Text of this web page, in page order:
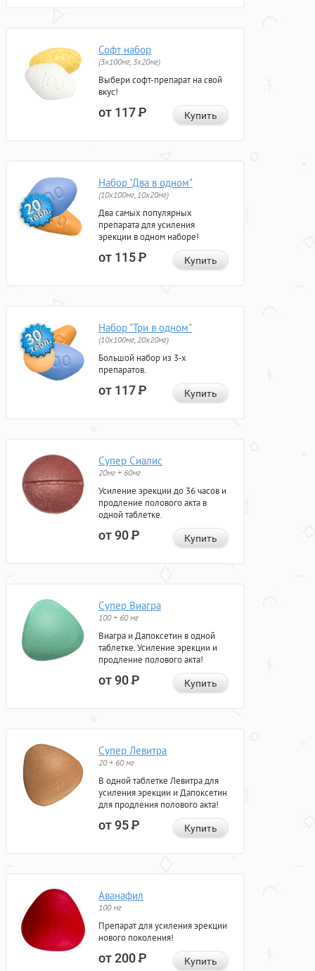
Софт набор
(3x100мг, 3x20мг)
Выбери софт-препарат на свой
вкус!
от 117Р Купить
Набор "Два в одном"
(10x100мг, 10x20мг)
Два самых популярных
препарата для усиления
эрекции в одном наборе!
от 115Р Купить
Набор "Три в одном"
(10x100мг, 20x20мг)
Большой набор из 3-х
препаратов.
от 117Р Купить
Супер Сиалис
20мг + 60мг
Усиление эрекции до 36 часов и
продление полового акта в
одной таблетке.
от 90Р Купить
Супер Виагра
100 + 60 мг
Виагра и Дапоксетин в одной
таблетке. Усиление эрекции и
продление полового акта!
от 90Р Купить
Супер Левитра
20 + 60 мг
В одной таблетке Левитра для
усиления эрекции и Дапоксетин
для продления полового акта!
от 95Р Купить
Аванафил
100 мг
Препарат для усиления эрекции
нового поколения!
от 200Р Купить